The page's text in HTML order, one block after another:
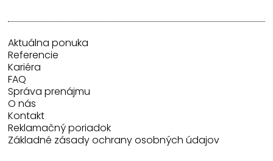
Aktuálna ponuka
Referencie
Kariéra
FAQ
Správa prenájmu
O nás
Kontakt
Reklamačný poriadok
Základné zásady ochrany osobných údajov